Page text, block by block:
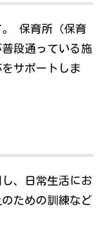
。 保育所（保育
段通っている施
サポートしま
、日常生活にお
ための訓練など